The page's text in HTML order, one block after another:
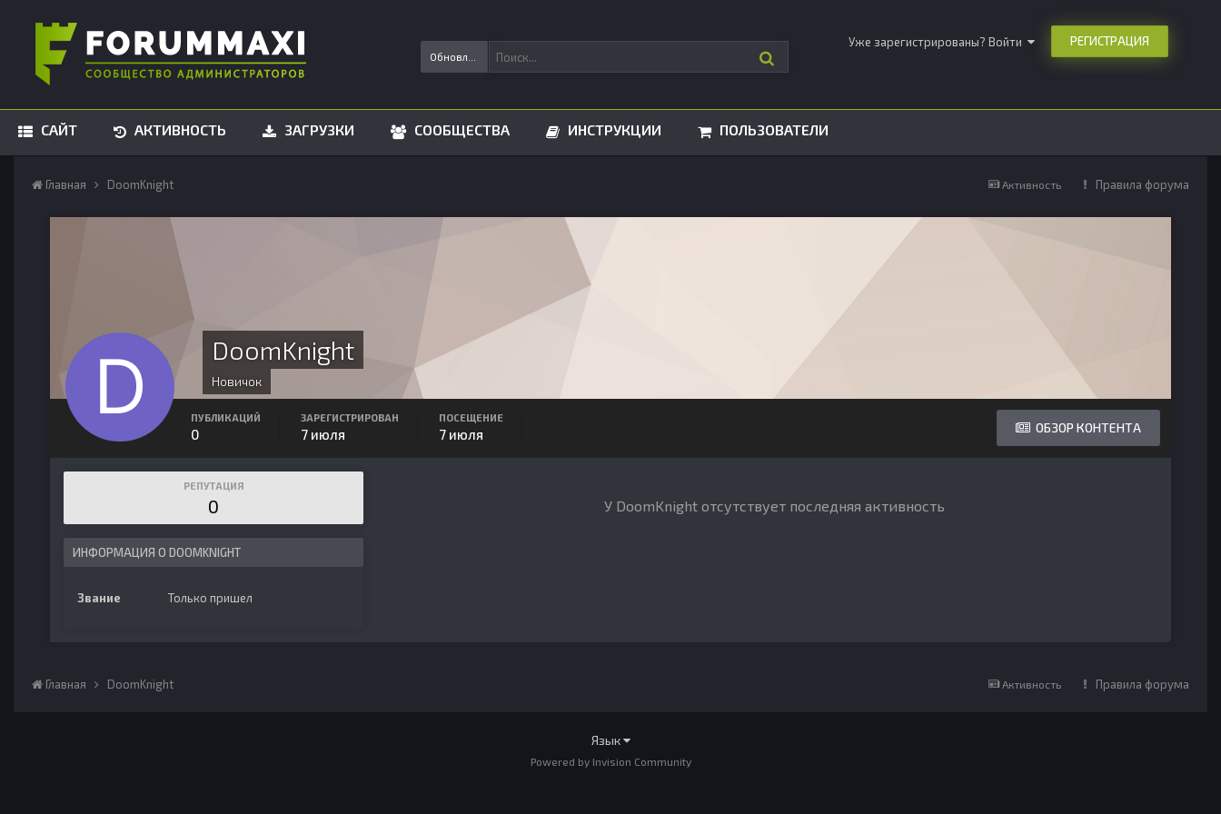
Уже зарегистрированы? Войти РЕГИСТРАЦИЯ
САЙТ АКТИВНОСТЬ ЗАГРУЗКИ СООБЩЕСТВА ИНСТРУКЦИИ ПОЛЬЗОВАТЕЛИ
Активность Правила форума
Главная DoomKnight
DoomKnight
Новичок
ОБЗОР КОНТЕНТА
ПУБЛИКАЦИЙ
0
ЗАРЕГИСТРИРОВАН
7 июля
ПОСЕЩЕНИЕ
7 июля
РЕПУТАЦИЯ
0
ИНФОРМАЦИЯ О DOOMKNIGHT
Звание Только пришел
У DoomKnight отсутствует последняя активность
Активность Правила форума
Главная DoomKnight
Язык
Powered by Invision Community